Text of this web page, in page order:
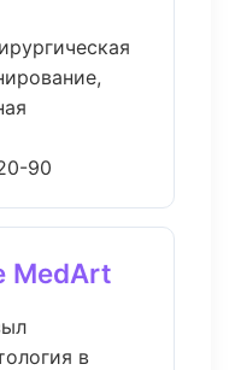
90
MedArt
в